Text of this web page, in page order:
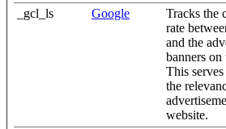
_gcl_ls Google
Tracks the
rate
and the
banners
This
the
website.